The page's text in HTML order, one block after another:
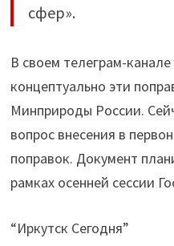
сфер».
В своем телеграм-канале
концептуально эти
Минприроды России.
вопрос внесения в
поправок. Документ
рамках осенней сессии
“Иркутск Сегодня”